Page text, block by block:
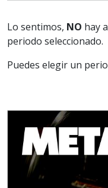
Lo sentimos, NO hay
periodo seleccionado.
Puedes elegir un